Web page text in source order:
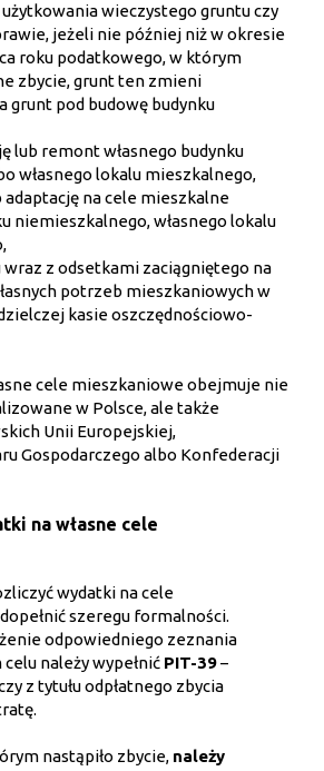
wieczystego gruntu czy
jeżeli nie później niż w okresie
roku podatkowego, w którym
zbycie, grunt ten zmieni
grunt pod budowę budynku
lub remont własnego budynku
własnego lokalu mieszkalnego,
na cele mieszkalne
niemieszkalnego, własnego lokalu
wraz z odsetkami zaciągniętego na
potrzeb mieszkaniowych w
kasie oszczędnościowo-
cele mieszkaniowe obejmuje nie
w Polsce, ale także
Unii Europejskiej,
Gospodarczego albo Konfederacji
na własne cele
wydatki na cele
szeregu formalności.
odpowiedniego zeznania
należy wypełnić PIT-39–
z tytułu odpłatnego zbycia
nastąpiło zbycie, należy